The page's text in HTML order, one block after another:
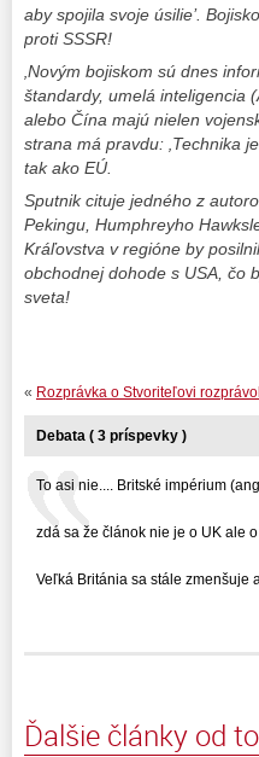
aby spojila svoje úsilie’.
proti SSSR!
‚Novým bojiskom sú dnes
štandardy, umelá inteligencia
alebo Čína majú nielen
strana má pravdu: ‚Technika
tak ako EÚ.
Sputnik cituje jedného z
Pekingu, Humphreyho
Kráľovstva v regióne by
obchodnej dohode s USA, čo
sveta!
« Rozprávka o Stvoriteľovi
Debata ( 3 príspevky )
To asi nie.... Britské impérium
zdá sa že článok nie je o UK ale
Veľká Británia sa stále zmenšuje
Ďalšie články od